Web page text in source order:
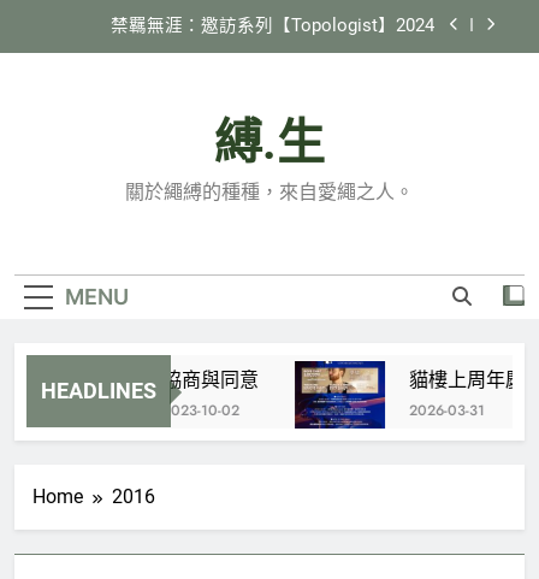
禁羈無涯：邀訪系列【Topologist】2024
《縛生講座》#22 日本繩縛社群跑跳生存報告
貓樓上周年慶 特別企劃 X 國際邀約計劃
【Tamandua】
縛.生
關於繩縛的種種，來自愛繩之人。
MENU
HEADLINES協商與同意
2023-10-02
貓樓上周年慶
2026-03-31
Home 2016